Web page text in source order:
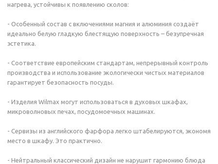
нагрева, устойчивы к появлению сколов:
- Особенный состав с включениями магния и алюминия создаёт
идеально белую гладкую блестящую поверхность – безупречная
эстетика.
- Соответствие европейским стандартам, непрерывный контроль
производства и использование экологически чистых материалов
гарантирует безопасность посуды.
- Изделия Wilmax могут использоваться в духовых шкафах,
микроволновых печах, посудомоечных машинах.
- Сервизы из английского фарфора легко штабелируются, экономя
место в шкафу. Это практично.
- Нейтральный классический дизайн не нарушит гармонию блюда